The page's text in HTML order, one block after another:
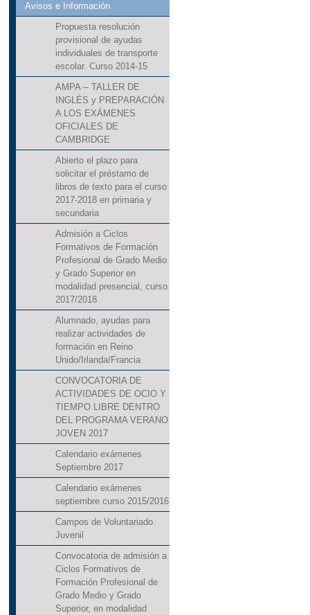
Avisos e Información
Propuesta resolución
provisional de ayudas
individuales de transporte
escolar. Curso 2014-15
AMPA -- TALLER DE
INGLÉS y PREPARACIÓN
A LOS EXÁMENES
OFICIALES DE
CAMBRIDGE
Abierto el plazo para
solicitar el préstamo de
libros de texto para el curso
2017-2018 en primaria y
secundaria
Admisión a Ciclos
Formativos de Formación
Profesional de Grado Medio
y Grado Superior en
modalidad presencial, curso
2017/2018
Alumnado, ayudas para
realizar actividades de
formación en Reino
Unido/Irlanda/Francia
CONVOCATORIA DE
ACTIVIDADES DE OCIO Y
TIEMPO LIBRE DENTRO
DEL PROGRAMA VERANO
JOVEN 2017
Calendario exámenes
Septiembre 2017
Calendario exámenes
septiembre curso 2015/2016
Campos de Voluntariado
Juvenil
Convocatoria de admisión a
Ciclos Formativos de
Formación Profesional de
Grado Medio y Grado
Superior, en modalidad